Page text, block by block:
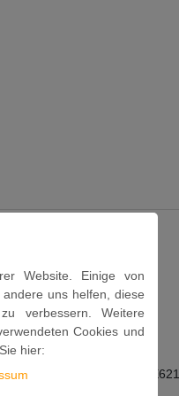
Geschmacksverstärker:
Website. Einige von
uns helfen, diese
verbessern. Weitere
Cookies und
hier: